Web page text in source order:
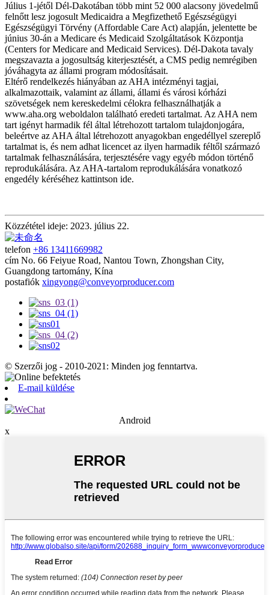
Július 1-jétől Dél-Dakotában több mint 52 000 alacsony jövedelmű
felnőtt lesz jogosult Medicaidra a Megfizethető Egészségügyi
Egészségügyi Törvény (Affordable Care Act) alapján, jelentette be
június 30-án a Medicare és Medicaid Szolgáltatások Központja
(Centers for Medicare and Medicaid Services). Dél-Dakota tavaly
megszavazta a jogosultság kiterjesztését, a CMS pedig nemrégiben
jóváhagyta az állami program módosításait.
Eltérő rendelkezés hiányában az AHA intézményi tagjai,
alkalmazottaik, valamint az állami, állami és városi kórházi
szövetségek nem kereskedelmi célokra felhasználhatják a
www.aha.org weboldalon található eredeti tartalmat. Az AHA nem
tart igényt harmadik fél által létrehozott tartalom tulajdonjogára,
beleértve az AHA által létrehozott anyagokban engedéllyel szereplő
tartalmat is, és nem adhat licencet az ilyen harmadik féltől származó
tartalmak felhasználására, terjesztésére vagy egyéb módon történő
reprodukálására. Az AHA-tartalom reprodukálására vonatkozó
engedély kéréséhez kattintson ide.
Közzététel ideje: 2023. július 22.
telefon +86 13411669982
cím No. 66 Feiyue Road, Nantou Town, Zhongshan City,
Guangdong tartomány, Kína
postafiók xingyong@conveyorproducer.com
© Szerzői jog - 2010-2021: Minden jog fenntartva.
E-mail küldése
Android
x